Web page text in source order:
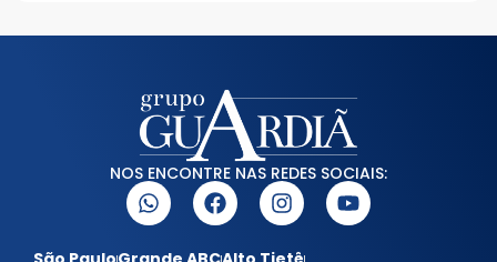
NOS ENCONTRE NAS REDES SOCIAIS: